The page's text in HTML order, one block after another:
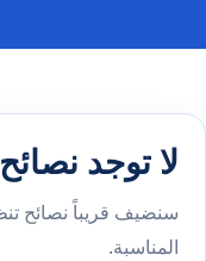
لا توجد
سنضيف قريباً نصائح
المناسبة.